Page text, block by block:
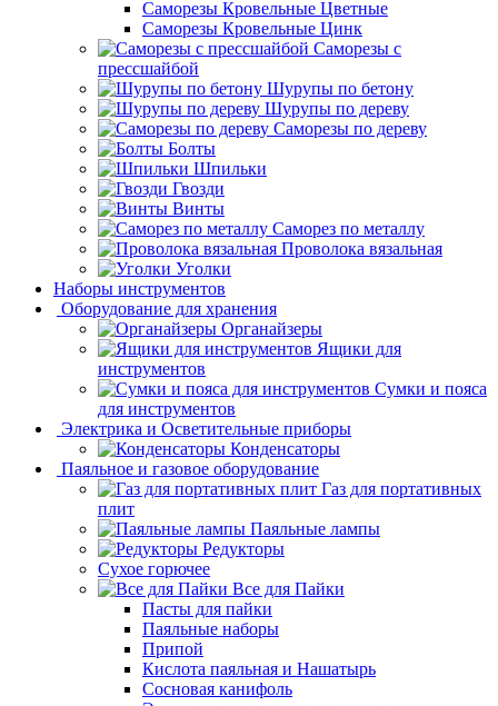
Саморезы Кровельные Цветные
Саморезы Кровельные Цинк
Саморезы с
прессшайбой
Шурупы по бетону
Шурупы по дереву
Саморезы по дереву
Болты
Шпильки
Гвозди
Винты
Саморез по металлу
Проволока вязальная
Уголки
Наборы инструментов
Оборудование для хранения
Органайзеры
Ящики для
инструментов
Сумки и пояса
для инструментов
Электрика и Осветительные приборы
Конденсаторы
Паяльное и газовое оборудование
Газ для портативных
плит
Паяльные лампы
Редукторы
Сухое горючее
Все для Пайки
Пасты для пайки
Паяльные наборы
Припой
Кислота паяльная и Нашатырь
Сосновая канифоль